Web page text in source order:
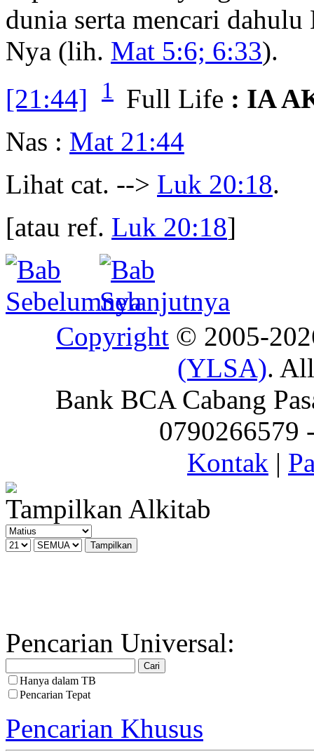
dunia serta mencari
Nya (lih. Mat 5:6; 6:33).
[21:44]
1 Full Life : IA
Nas : Mat 21:44
Lihat cat. --> Luk 20:18.
[atau ref. Luk 20:18]
Copyright © 2005-
(YLSA).
Bank BCA Cabang
0790266579
Kontak |
Tampilkan Alkitab
Pencarian Universal:
Hanya dalam TB
Pencarian Tepat
Pencarian Khusus